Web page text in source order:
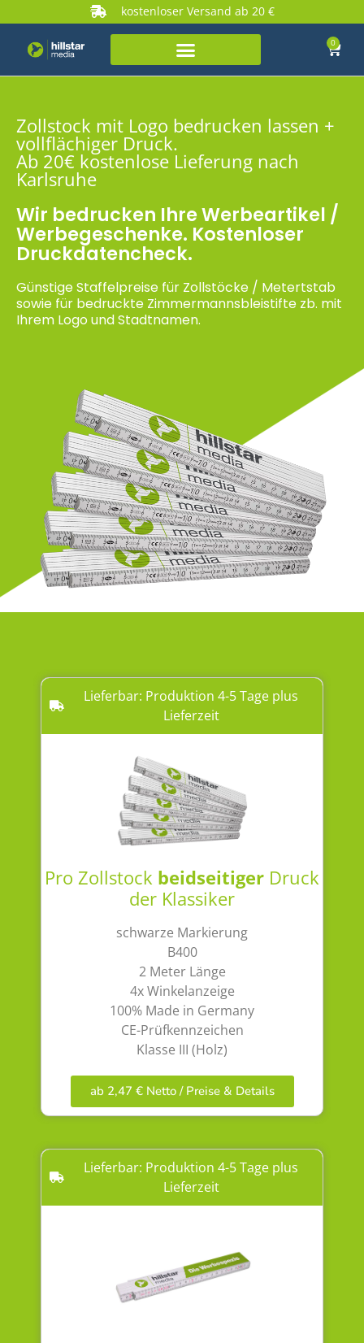
kostenloser Versand ab 20 €
0
Zollstock mit Logo bedrucken lassen +
vollflächiger Druck.
Ab 20€ kostenlose Lieferung nach
Karlsruhe
Wir bedrucken Ihre Werbeartikel /
Werbegeschenke. Kostenloser
Druckdatencheck.
Günstige Staffelpreise für Zollstöcke / Metertstab
sowie für bedruckte Zimmermannsbleistifte zb. mit
Ihrem Logo und Stadtnamen.
Lieferbar: Produktion 4-5 Tage plus
Lieferzeit
Pro Zollstock beidseitiger Druck
der Klassiker
schwarze Markierung
B400
2 Meter Länge
4x Winkelanzeige
100% Made in Germany
CE-Prüfkennzeichen
Klasse III (Holz)
ab 2,47 € Netto / Preise & Details
Lieferbar: Produktion 4-5 Tage plus
Lieferzeit